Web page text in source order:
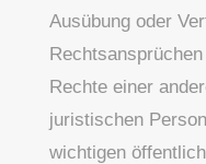
Ausübung oder
Rechte einer
juristischen
wichtigen